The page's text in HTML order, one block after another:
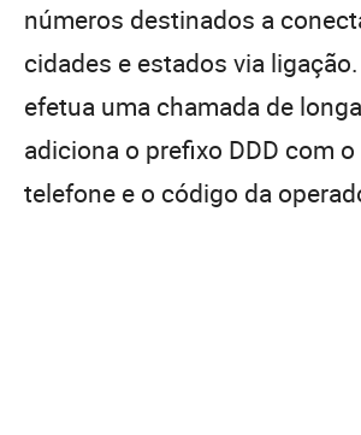
números destinados a
cidades e estados via
efetua uma chamada de
adiciona o prefixo DDD com
telefone e o código da